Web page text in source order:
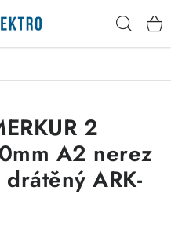
2
A2 nerez
ARK-